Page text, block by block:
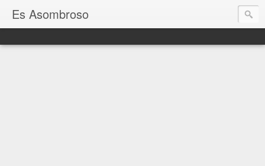
Es Asombroso